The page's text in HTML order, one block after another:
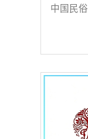
中国民